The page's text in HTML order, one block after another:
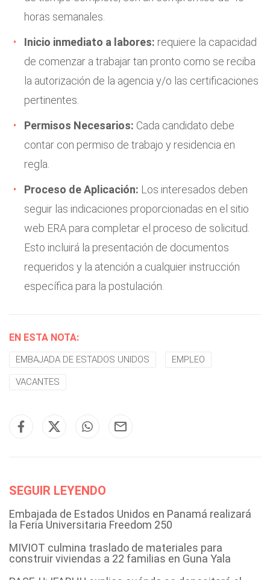
horas semanales.
Inicio inmediato a labores: requiere la capacidad
de comenzar a trabajar tan pronto como se reciba
la autorización de la agencia y/o las certificaciones
pertinentes.
Permisos Necesarios: Cada candidato debe
contar con permiso de trabajo y residencia en
regla.
Proceso de Aplicación: Los interesados deben
seguir las indicaciones proporcionadas en el sitio
web ERA para completar el proceso de solicitud.
Esto incluirá la presentación de documentos
requeridos y la atención a cualquier instrucción
específica para la postulación.
EN ESTA NOTA:
EMBAJADA DE ESTADOS UNIDOS EMPLEO
VACANTES
SEGUIR LEYENDO
Embajada de Estados Unidos en Panamá realizará
la Feria Universitaria Freedom 250
MIVIOT culmina traslado de materiales para
construir viviendas a 22 familias en Guna Yala